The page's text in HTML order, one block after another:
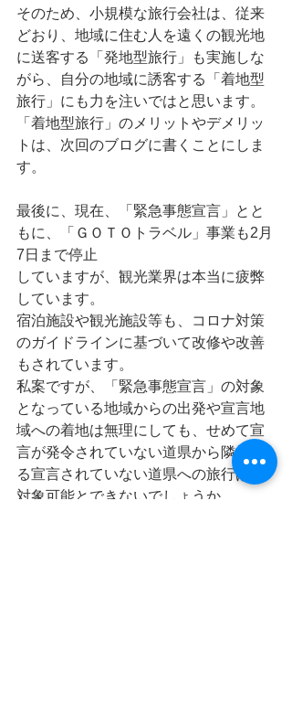
そのため、小規模な旅行会社は、従来
どおり、地域に住む人を遠くの観光地
に送客する「発地型旅行」も実施しな
がら、自分の地域に誘客する「着地型
旅行」にも力を注いではと思います。
「着地型旅行」のメリットやデメリッ
トは、次回のブログに書くことにしま
す。
最後に、現在、「緊急事態宣言」とと
もに、「ＧＯＴＯトラベル」事業も2月
7日まで停止
していますが、観光業界は本当に疲弊
しています。
宿泊施設や観光施設等も、コロナ対策
のガイドラインに基づいて改修や改善
もされています。
私案ですが、「緊急事態宣言」の対象
となっている地域からの出発や宣言地
域への着地は無理にしても、せめて宣
言が発令されていない道県から隣接す
る宣言されていない道県への旅行は、
対象可能とできないでしょうか。